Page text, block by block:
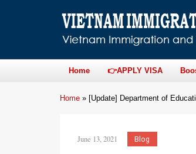
Home 👉APPLY VISA
Home » [Update] Department of
June 13, 2021 Blog